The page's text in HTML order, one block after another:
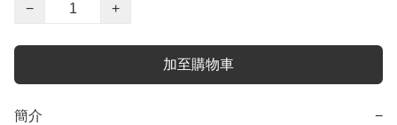
−
+
加至購物車
簡介 −